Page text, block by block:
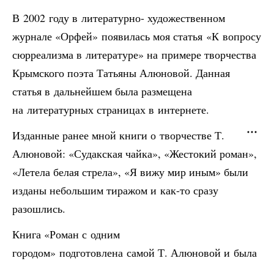
В 2002 году в литературно- художественном
журнале «Орфей» появилась моя статья «К вопросу
сюрреализма в литературе» на примере творчества
Крымского поэта Татьяны Алюновой. Данная
статья в дальнейшем была размещена
на литературных страницах в интернете.
Изданные ранее мной книги о творчестве Т.
Алюновой: «Судакская чайка», «Жестокий роман»,
«Летела белая стрела», «Я вижу мир иным» были
изданы небольшим тиражом и как-то сразу
разошлись.
Книга «Роман с одним
городом» подготовлена самой Т. Алюновой и была